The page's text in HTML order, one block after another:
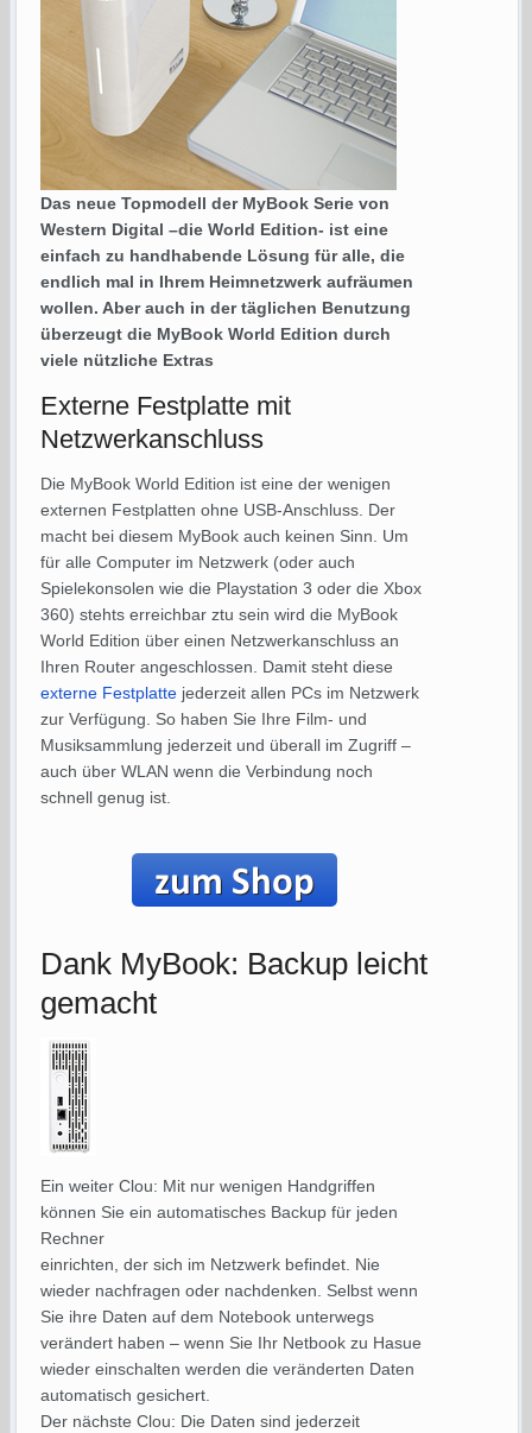
Das neue Topmodell der MyBook Serie von
Western Digital –die World Edition- ist eine
einfach zu handhabende Lösung für alle, die
endlich mal in Ihrem Heimnetzwerk aufräumen
wollen. Aber auch in der täglichen Benutzung
überzeugt die MyBook World Edition durch
viele nützliche Extras
Externe Festplatte mit
Netzwerkanschluss
Die MyBook World Edition ist eine der wenigen
externen Festplatten ohne USB-Anschluss. Der
macht bei diesem MyBook auch keinen Sinn. Um
für alle Computer im Netzwerk (oder auch
Spielekonsolen wie die Playstation 3 oder die Xbox
360) stehts erreichbar ztu sein wird die MyBook
World Edition über einen Netzwerkanschluss an
Ihren Router angeschlossen. Damit steht diese
externe Festplatte jederzeit allen PCs im Netzwerk
zur Verfügung. So haben Sie Ihre Film- und
Musiksammlung jederzeit und überall im Zugriff –
auch über WLAN wenn die Verbindung noch
schnell genug ist.
Dank MyBook: Backup leicht
gemacht
Ein weiter Clou: Mit nur wenigen Handgriffen
können Sie ein automatisches Backup für jeden
Rechner
einrichten, der sich im Netzwerk befindet. Nie
wieder nachfragen oder nachdenken. Selbst wenn
Sie ihre Daten auf dem Notebook unterwegs
verändert haben – wenn Sie Ihr Netbook zu Hasue
wieder einschalten werden die veränderten Daten
automatisch gesichert.
Der nächste Clou: Die Daten sind jederzeit